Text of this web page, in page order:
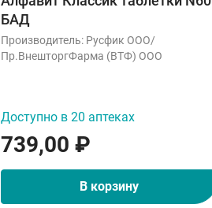
БАД
Производитель: Русфик ООО/
Пр.ВнешторгФарма (ВТФ) ООО
Доступно в 20 аптеках
739,00 ₽
В корзину